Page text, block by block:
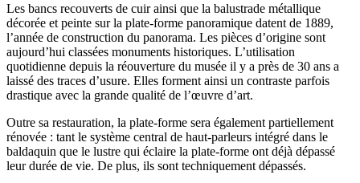
Les bancs recouverts de cuir ainsi que la balustrade métallique
décorée et peinte sur la plate-forme panoramique datent de 1889,
l’année de construction du panorama. Les pièces d’origine sont
aujourd’hui classées monuments historiques. L’utilisation
quotidienne depuis la réouverture du musée il y a près de 30 ans a
laissé des traces d’usure. Elles forment ainsi un contraste parfois
drastique avec la grande qualité de l’œuvre d’art.
Outre sa restauration, la plate-forme sera également partiellement
rénovée : tant le système central de haut-parleurs intégré dans le
baldaquin que le lustre qui éclaire la plate-forme ont déjà dépassé
leur durée de vie. De plus, ils sont techniquement dépassés.